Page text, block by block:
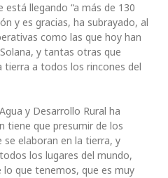
llegando “a más de 130
y es gracias, ha subrayado, al
como las que hoy han
y tantas otras que
tierra a todos los rincones del
y Desarrollo Rural ha
tiene que presumir de los
se elaboran en la tierra, y
los lugares del mundo,
lo que tenemos, que es muy